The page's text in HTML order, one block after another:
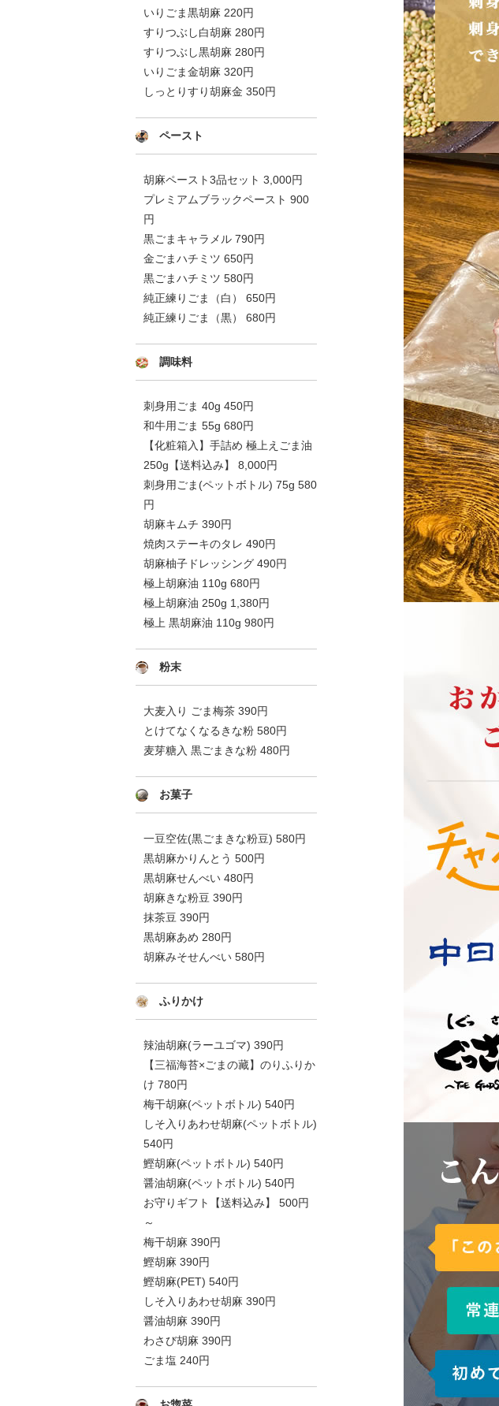
いりごま黒胡麻 220円
すりつぶし白胡麻 280円
すりつぶし黒胡麻 280円
いりごま金胡麻 320円
しっとりすり胡麻金 350円
ペースト
胡麻ペースト3品セット 3,000円
プレミアムブラックペースト 900
円
黒ごまキャラメル 790円
金ごまハチミツ 650円
黒ごまハチミツ 580円
純正練りごま（白） 650円
純正練りごま（黒） 680円
調味料
刺身用ごま 40g 450円
和牛用ごま 55g 680円
【化粧箱入】手詰め 極上えごま油
250g【送料込み】 8,000円
刺身用ごま(ペットボトル) 75g 580
円
胡麻キムチ 390円
焼肉ステーキのタレ 490円
胡麻柚子ドレッシング 490円
極上胡麻油 110g 680円
極上胡麻油 250g 1,380円
極上 黒胡麻油 110g 980円
粉末
大麦入り ごま梅茶 390円
とけてなくなるきな粉 580円
麦芽糖入 黒ごまきな粉 480円
お菓子
一豆空佐(黒ごまきな粉豆) 580円
黒胡麻かりんとう 500円
黒胡麻せんべい 480円
胡麻きな粉豆 390円
抹茶豆 390円
黒胡麻あめ 280円
胡麻みそせんべい 580円
ふりかけ
辣油胡麻(ラーユゴマ) 390円
【三福海苔×ごまの藏】のりふりか
け 780円
梅干胡麻(ペットボトル) 540円
しそ入りあわせ胡麻(ペットボトル)
540円
鰹胡麻(ペットボトル) 540円
醤油胡麻(ペットボトル) 540円
お守りギフト【送料込み】 500円
～
梅干胡麻 390円
鰹胡麻 390円
鰹胡麻(PET) 540円
しそ入りあわせ胡麻 390円
醤油胡麻 390円
わさび胡麻 390円
ごま塩 240円